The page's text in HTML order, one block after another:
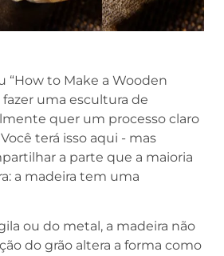
“How to Make a Wooden
uma escultura de
quer um processo claro
terá isso aqui - mas
a parte que a maioria
a madeira tem uma
ou do metal, a madeira não
do grão altera a forma como